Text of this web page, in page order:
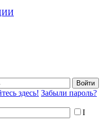
Войти
здесь! Забыли пароль?
I